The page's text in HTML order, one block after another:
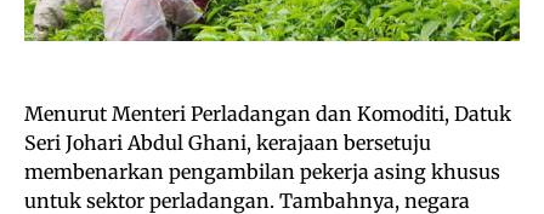
Menurut Menteri Perladangan dan Komoditi, Datuk
Seri Johari Abdul Ghani, kerajaan bersetuju
membenarkan pengambilan pekerja asing khusus
untuk sektor perladangan. Tambahnya, negara